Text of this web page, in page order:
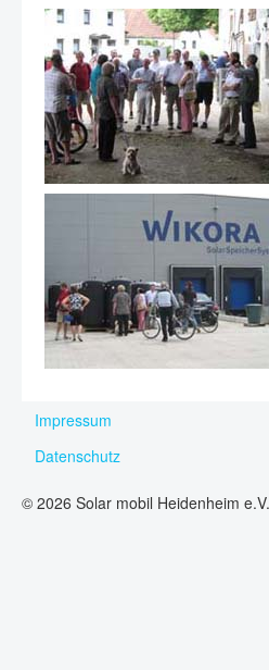
Impressum
Datenschutz
© 2026 Solar mobil Heidenheim e.V.